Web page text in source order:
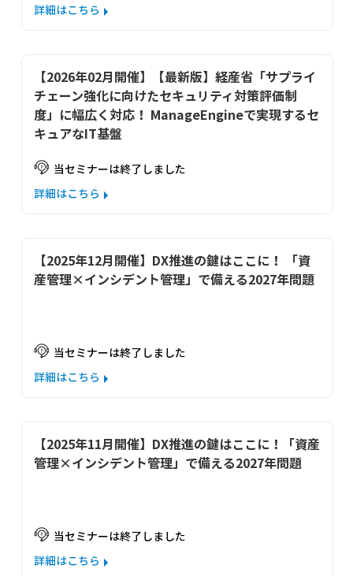
詳細はこちら
【2026年02月開催】【最新版】経産省「サプライ
チェーン強化に向けたセキュリティ対策評価制
度」に幅広く対応！ ManageEngineで実現するセ
キュアなIT基盤
当セミナーは終了しました
詳細はこちら
【2025年12月開催】DX推進の鍵はここに！ 「資
産管理×インシデント管理」で備える2027年問題
当セミナーは終了しました
詳細はこちら
【2025年11月開催】DX推進の鍵はここに！「資産
管理×インシデント管理」で備える2027年問題
当セミナーは終了しました
詳細はこちら